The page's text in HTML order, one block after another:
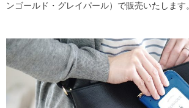
ンゴールド・グレイパール）で販売いたします。